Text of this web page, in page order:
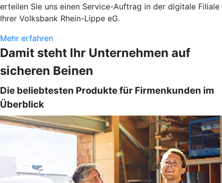
erteilen Sie uns einen Service-Auftrag in der digitale Filiale
Ihrer Volksbank Rhein-Lippe eG.
Mehr erfahren
Damit steht Ihr Unternehmen auf
sicheren Beinen
Die beliebtesten Produkte für Firmenkunden im
Überblick